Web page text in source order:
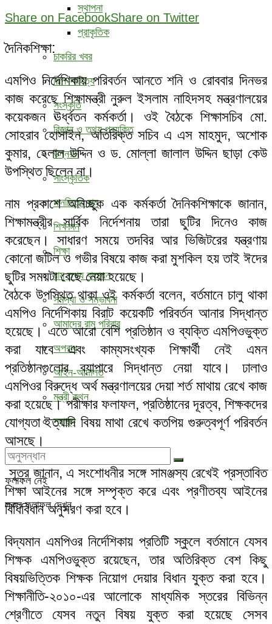
স্থাপনা
প্রাকৃতিক
চাকরির খবর
শিল্প-সাহিত্য
সংস্কৃতি
বিজ্ঞান ও তথ্য প্রযুক্তি
উন্নয়ন
সাংস্কৃতিক
মানচিত্রে রামু
শিক্ষাঙ্গন
শিক্ষা
রামু তথ্য বাতায়ন
সমস্যা ও সম্ভাবনা
আমাদের রামু পরিবার
অপরাধ
আইন-আদালত
মন্ত্রী কথন
স্বাস্থ্য
ফলাফল নেই
সকল ফলাফল দেখুন
Share on FacebookShare on Twitter
দৈনিকশিক্ষা:
এমপিও নির্দেশিকায় পরিবর্তন আনতে শনি ও রোববার দিনভর
কাজ করেছে শিক্ষামন্ত্রী নুরুল ইসলাম নাহিদসহ মন্ত্রণালয়ের
কয়েকজন ঊর্ধ্বতন কর্মকর্তা। ওই বৈঠকে শিক্ষাসচিব মো.
সোহরাব হোসাইন, অতিরিক্ত সচিব এ এস মাহমুদ, অশোক
কুমার, হেলাল উদ্দিন ও ড. মোল্লা জালাল উদ্দিন ছাড়া কেউ
উপস্থিত ছিলেন না।
নাম প্রকাশে অনিচ্ছুক এক কর্মকর্তা দৈনিকশিক্ষাকে জানান,
শিক্ষামন্ত্রীর সার্বিক নির্দেশনায় তারা ছুটির দিনেও কাজ
করেছেন। সাধারণ সময়ে তদবির আর ভিজিটরের যন্ত্রণায়
কোনো জটিল ও গভীর বিষয়ে কাজ করা মুশকিল হয় তাই ঈদের
ছুটির সময়টা বেছে নেয়া হয়েছে।
বৈঠকে উপস্থিত থাকা ওই কর্মকর্তা বলেন, বর্তমানে চালু থাকা
এমপিও নির্দেশিকায় বিরাট কয়েকটি পরিবর্তন আনার সিদ্ধান্ত
হয়েছে। এতে আরো বেশি প্রতিষ্ঠান ও ব্যক্তি এমপিওভুক্ত
করা যাবে এবং কাম্যসংখ্যক শিক্ষার্থী নেই এমন
প্রতিষ্ঠানগুলোর ব্যাপারে সিদ্ধান্ত নেয়া যাবে। ঢালাও
এমপিওর বিরুদ্ধে অর্থ মন্ত্রণালয়ের দেয়া শর্ত মাথায় রেখে কাজ
করা হয়েছে। পরীক্ষার ফলাফল, প্রতিষ্ঠানের দূরত্ব, শিক্ষকদের
যোগ্যতা ইত্যাদি বিষয় মাথা রেখে কতপিয় গুরুত্বপূর্ণ পরিবর্তন
আসছে।
সূত্র জানান, এ সংশোধনীর সঙ্গে সামঞ্জস্য রেখেই প্রস্তাবিত
শিক্ষা আইনের সঙ্গে সম্পৃক্ত করে এবং প্রণীতব্য আইনের
বিধিবিধান অনুসরণ করা হবে।
বিদ্যমান এমপিওর নির্দেশিকায় প্রতিটি স্কুলে বর্তমানে যেসব
শিক্ষক এমপিওভুক্ত রয়েছেন, তার অতিরিক্ত বেশ কিছু
বিষয়ভিত্তিক শিক্ষক নিয়োগ দেয়ার বিধান যুক্ত করা হবে।
শিক্ষানীতি-২০১০-এর আলোকে মাধ্যমিক স্তরের বিভিন্ন
শ্রেণীতে যেসব নতুন বিষয় যুক্ত করা হয়েছে সেসব